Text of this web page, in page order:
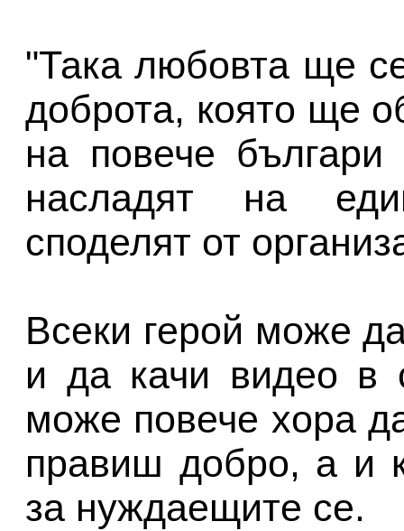
"Така любовта ще
доброта, която ще
на повече
насладят на
споделят от
Всеки герой може
и да качи видео в
може повече хора
правиш добро, а и
за нуждаещите се.